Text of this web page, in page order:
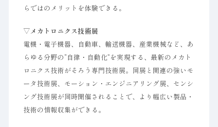
らではのメリットを体験できる。
▽メカトロニクス技術展
電機・電子機器、自動車、輸送機器、産業機械など、あ
らゆる分野の“自律・自動化”を実現する、最新のメカト
ロニクス技術がそろう専門技術展。同展と関連の強いモ
ータ技術展、モーション・エンジニアリング展、センシ
ング技術展が同時開催されることで、より幅広い製品・
技術の情報収集ができる。